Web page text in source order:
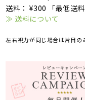
送料： ¥300 「最低送料
≫ 送料について
左右視力が同じ場合は片目の